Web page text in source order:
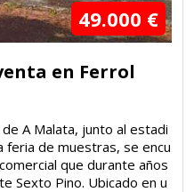
49.000 €
en Ferrol
A Malata, junto al estadi
de muestras, se encu
que durante años
Sexto Pino. Ubicado en u